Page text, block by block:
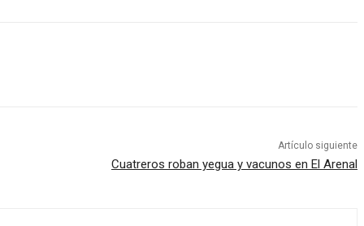
Artículo siguiente
Cuatreros roban yegua y vacunos en El Arenal